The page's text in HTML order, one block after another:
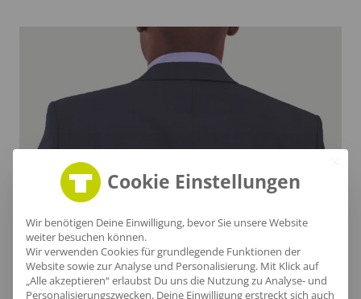
Stilvoller Nackenbereich
Der Nackenbereich dieser Anzugjacke strahlt
Cookie Einstellungen
Wir benötigen Deine Einwilligung, bevor Sie unsere Website
weiter besuchen können.
Wir verwenden Cookies für grundlegende Funktionen der
Website sowie zur Analyse und Personalisierung. Mit Klick auf
„Alle akzeptieren“ erlaubst Du uns die Nutzung zu Analyse- und
Personalisierungszwecken. Deine Einwilligung erstreckt sich auch